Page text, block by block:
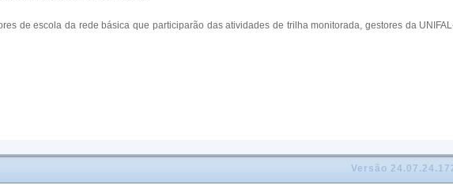
de escola da rede básica que participarão das atividades de trilha monitorada, gestores da
Versão